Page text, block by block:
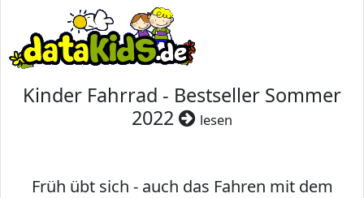
Kinder Fahrrad - Bestseller Sommer
2022
lesen
Früh übt sich - auch das Fahren mit dem